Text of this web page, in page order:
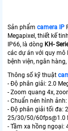
Sản phẩm camera IP
Megapixel, thiết kế
IP66, là dòng KH-
các dự án với quy mô
bệnh viện, ngân
Thông số kỹ thuật
- Độ phân giải: 2.0
- Zoom quang 4x,
- Chuẩn nén hình
- Độ phân giải tối đa:
25/30/50/60fps@1.0
- Tầm xa hồng ngoại: